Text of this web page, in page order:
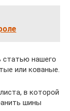
статью нашего
или кованые.
в которой
шины